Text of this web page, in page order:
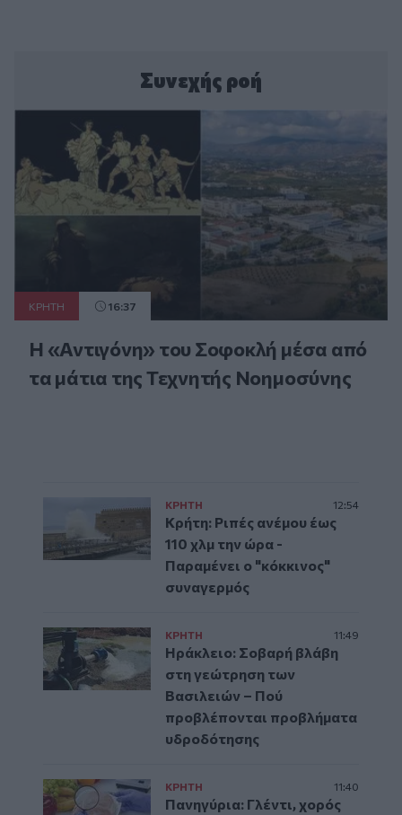
Συνεχής ροή
ΚΡΗΤΗ 16:37
Η «Αντιγόνη» του Σοφοκλή μέσα από
τα μάτια της Τεχνητής Νοημοσύνης
ΚΡΗΤΗ 12:54
Κρήτη: Ριπές ανέμου έως
110 χλμ την ώρα -
Παραμένει ο "κόκκινος"
συναγερμός
ΚΡΗΤΗ 11:49
Ηράκλειο: Σοβαρή βλάβη
στη γεώτρηση των
Βασιλειών – Πού
προβλέπονται προβλήματα
υδροδότησης
ΚΡΗΤΗ 11:40
Πανηγύρια: Γλέντι, χορός